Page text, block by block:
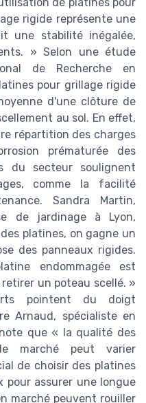
rigide représente une
une stabilité inégalée,
» Selon une étude
de Recherche en
pour grillage rigide
d'une clôture de
au sol. En effet,
répartition des charges
prématurée des
du secteur soulignent
comme la facilité
Sandra Martin,
de jardinage à Lyon,
platines, on gagne un
des panneaux rigides.
endommagée est
un poteau scellé. »
pointent du doigt
Arnaud, spécialiste en
que « la qualité des
marché peut varier
de choisir des platines
pour assurer une longue
marché peuvent rouiller